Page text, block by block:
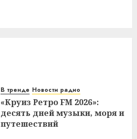
В тренде Новости радио
«Круиз Ретро FM 2026»:
десять дней музыки, моря и
путешествий